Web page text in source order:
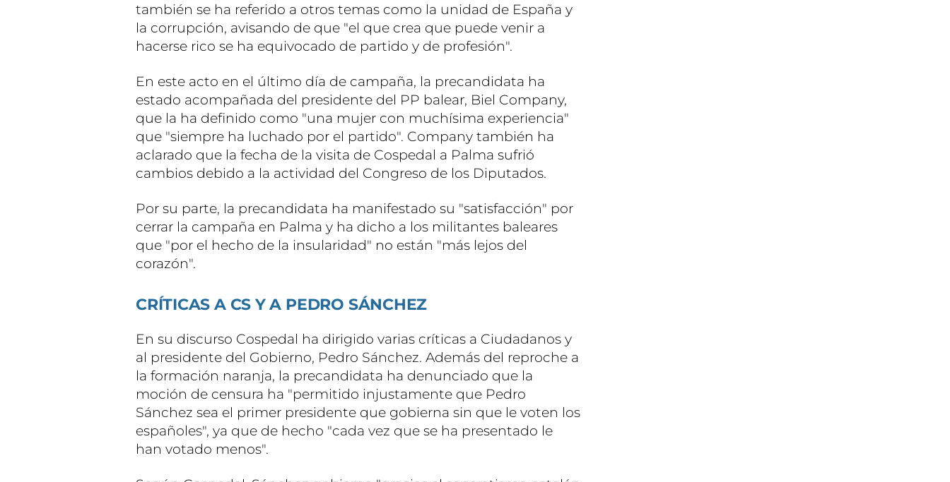
también se ha referido a otros temas como la unidad de España y
la corrupción, avisando de que "el que crea que puede venir a
hacerse rico se ha equivocado de partido y de profesión".
En este acto en el último día de campaña, la precandidata ha
estado acompañada del presidente del PP balear, Biel Company,
que la ha definido como "una mujer con muchísima experiencia"
que "siempre ha luchado por el partido". Company también ha
aclarado que la fecha de la visita de Cospedal a Palma sufrió
cambios debido a la actividad del Congreso de los Diputados.
Por su parte, la precandidata ha manifestado su "satisfacción" por
cerrar la campaña en Palma y ha dicho a los militantes baleares
que "por el hecho de la insularidad" no están "más lejos del
corazón".
CRÍTICAS A CS Y A PEDRO SÁNCHEZ
En su discurso Cospedal ha dirigido varias críticas a Ciudadanos y
al presidente del Gobierno, Pedro Sánchez. Además del reproche a
la formación naranja, la precandidata ha denunciado que la
moción de censura ha "permitido injustamente que Pedro
Sánchez sea el primer presidente que gobierna sin que le voten los
españoles", ya que de hecho "cada vez que se ha presentado le
han votado menos".